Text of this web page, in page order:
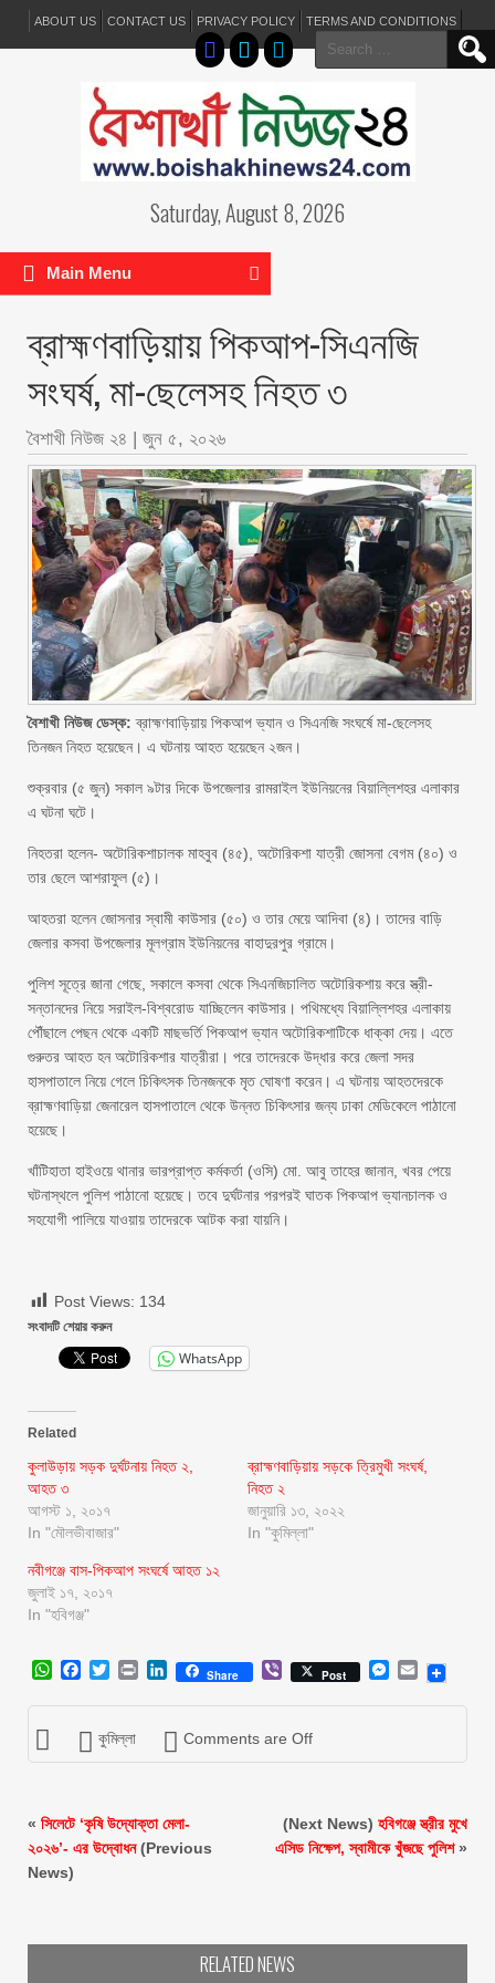
ABOUT US CONTACT US PRIVACY POLICY TERMS AND CONDITIONS
Search
for:
Saturday, August 8, 2026
Main Menu
ব্রাহ্মণবাড়িয়ায় পিকআপ-সিএনজি
সংঘর্ষ, মা-ছেলেসহ নিহত ৩
বৈশাখী নিউজ ২৪ | জুন ৫, ২০২৬
বৈশাখী নিউজ ডেস্ক: ব্রাহ্মণবাড়িয়ায় পিকআপ ভ্যান ও সিএনজি সংঘর্ষে মা-ছেলেসহ
তিনজন নিহত হয়েছেন। এ ঘটনায় আহত হয়েছেন ২জন।
শুক্রবার (৫ জুন) সকাল ৯টার দিকে উপজেলার রামরাইল ইউনিয়নের বিয়াল্লিশহর এলাকার
এ ঘটনা ঘটে।
নিহতরা হলেন- অটোরিকশাচালক মাহবুব (৪৫), অটোরিকশা যাত্রী জোসনা বেগম (৪০) ও
তার ছেলে আশরাফুল (৫)।
আহতরা হলেন জোসনার স্বামী কাউসার (৫০) ও তার মেয়ে আদিবা (৪)। তাদের বাড়ি
জেলার কসবা উপজেলার মূলগ্রাম ইউনিয়নের বাহাদুরপুর গ্রামে।
পুলিশ সূত্রে জানা গেছে, সকালে কসবা থেকে সিএনজিচালিত অটোরিকশায় করে স্ত্রী-
সন্তানদের নিয়ে সরাইল-বিশ্বরোড যাচ্ছিলেন কাউসার। পথিমধ্যে বিয়াল্লিশহর এলাকায়
পৌঁছালে পেছন থেকে একটি মাছভর্তি পিকআপ ভ্যান অটোরিকশাটিকে ধাক্কা দেয়। এতে
গুরুতর আহত হন অটোরিকশার যাত্রীরা। পরে তাদেরকে উদ্ধার করে জেলা সদর
হাসপাতালে নিয়ে গেলে চিকিৎসক তিনজনকে মৃত ঘোষণা করেন। এ ঘটনায় আহতদেরকে
ব্রাহ্মণবাড়িয়া জেনারেল হাসপাতালে থেকে উন্নত চিকিৎসার জন্য ঢাকা মেডিকেলে পাঠানো
হয়েছে।
খাঁটিহাতা হাইওয়ে থানার ভারপ্রাপ্ত কর্মকর্তা (ওসি) মো. আবু তাহের জানান, খবর পেয়ে
ঘটনাস্থলে পুলিশ পাঠানো হয়েছে। তবে দুর্ঘটনার পরপরই ঘাতক পিকআপ ভ্যানচালক ও
সহযোগী পালিয়ে যাওয়ায় তাদেরকে আটক করা যায়নি।
Post Views: 134
সংবাদটি শেয়ার করুন
WhatsApp
Related
কুলাউড়ায় সড়ক দুর্ঘটনায় নিহত ২,
আহত ৩
আগস্ট ১, ২০১৭
In "মৌলভীবাজার"
ব্রাহ্মণবাড়িয়ায় সড়কে ত্রিমুখী সংঘর্ষ,
নিহত ২
জানুয়ারি ১৩, ২০২২
In "কুমিল্লা"
নবীগঞ্জে বাস-পিকআপ সংঘর্ষে আহত ১২
জুলাই ১৭, ২০১৭
In "হবিগঞ্জ"
WhatsApp
Facebook
Twitter
Print LinkedIn
Share ViberPost Messenger
Email
কুমিল্লা Comments are Off
« সিলেটে ‘কৃষি উদ্যোক্তা মেলা-
২০২৬’- এর উদ্বোধন(Previous
News)
(Next News) হবিগঞ্জে স্ত্রীর মুখে
এসিড নিক্ষেপ, স্বামীকে খুঁজছে পুলিশ»
RELATED NEWS